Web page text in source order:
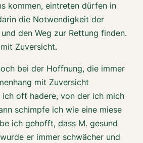
kommen, eintreten dürfen in
die Notwendigkeit der
den Weg zur Rettung finden.
Zuversicht.
bei der Hoffnung, die immer
mit Zuversicht
oft hadere, von der ich mich
schimpfe ich wie eine miese
ich gehofft, dass M. gesund
er immer schwächer und